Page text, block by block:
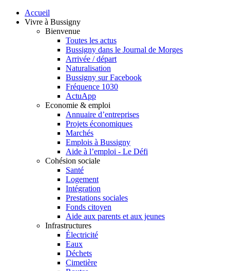
Accueil
Vivre à Bussigny
Bienvenue
Toutes les actus
Bussigny dans le Journal de Morges
Arrivée / départ
Naturalisation
Bussigny sur Facebook
Fréquence 1030
ActuApp
Economie & emploi
Annuaire d’entreprises
Projets économiques
Marchés
Emplois à Bussigny
Aide à l’emploi - Le Défi
Cohésion sociale
Santé
Logement
Intégration
Prestations sociales
Fonds citoyen
Aide aux parents et aux jeunes
Infrastructures
Électricité
Eaux
Déchets
Cimetière